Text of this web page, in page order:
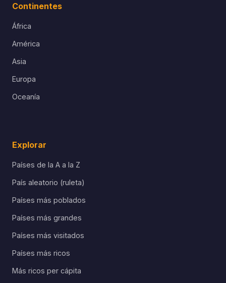
Continentes
África
América
Asia
Europa
Oceanía
Explorar
Países de la A a la Z
País aleatorio (ruleta)
Países más poblados
Países más grandes
Países más visitados
Países más ricos
Más ricos per cápita